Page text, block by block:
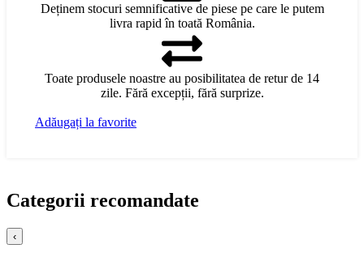
Deținem stocuri semnificative de piese pe care le putem
livra rapid în toată România.
Toate produsele noastre au posibilitatea de retur de 14
zile. Fără excepții, fără surprize.
Adăugați la favorite
Categorii recomandate
‹